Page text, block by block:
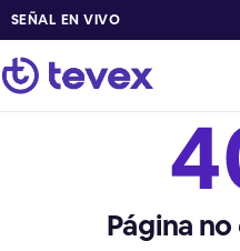
SEÑAL EN VIVO
Página